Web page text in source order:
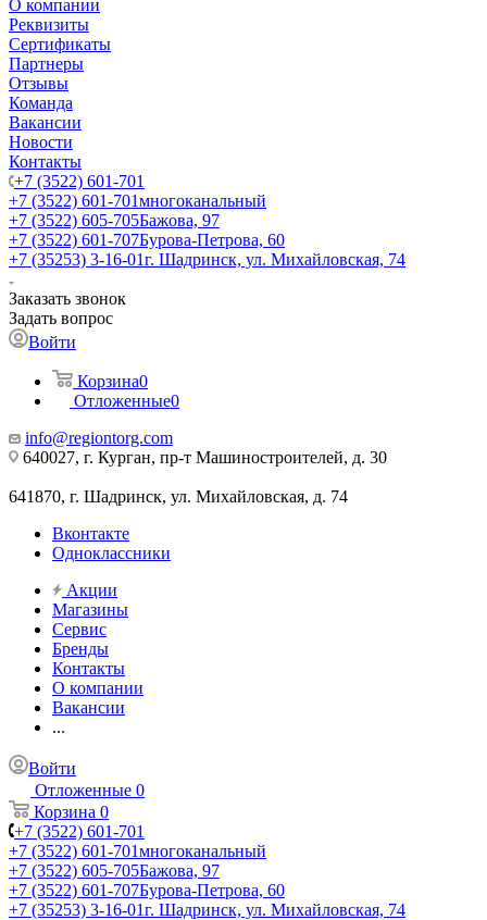
О компании
Реквизиты
Сертификаты
Партнеры
Отзывы
Команда
Вакансии
Новости
Контакты
+7 (3522) 601-701
+7 (3522) 601-701многоканальный
+7 (3522) 605-705Бажова, 97
+7 (3522) 601-707Бурова-Петрова, 60
+7 (35253) 3-16-01г. Шадринск, ул. Михайловская, 74
Заказать звонок
Задать вопрос
Войти
Корзина0
Отложенные0
info@regiontorg.com
640027, г. Курган, пр-т Машиностроителей, д. 30
641870, г. Шадринск, ул. Михайловская, д. 74
Вконтакте
Одноклассники
Акции
Магазины
Сервис
Бренды
Контакты
О компании
Вакансии
...
Войти
Отложенные 0
Корзина 0
+7 (3522) 601-701
+7 (3522) 601-701многоканальный
+7 (3522) 605-705Бажова, 97
+7 (3522) 601-707Бурова-Петрова, 60
+7 (35253) 3-16-01г. Шадринск, ул. Михайловская, 74